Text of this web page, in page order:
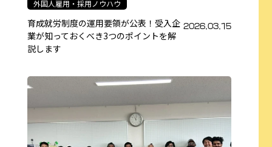
外国人雇用・採用ノウハウ
2026.03.15
育成就労制度の運用要領が公表！受入企
業が知っておくべき3つのポイントを解
説します